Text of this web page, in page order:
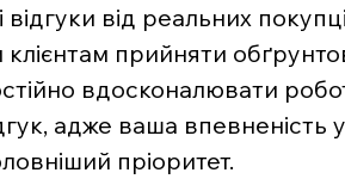
від реальних
прийняти
вдосконалювати
адже ваша впевненість
пріоритет.